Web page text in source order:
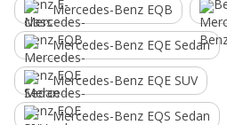
Mercedes-Benz EQB
Mercedes-Benz EQE Sedan
Mercedes-Benz EQE SUV
Mercedes-Benz EQS Sedan